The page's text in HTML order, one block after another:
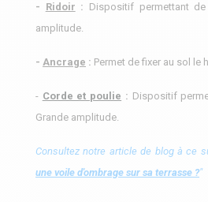
- Ridoir : Dispositif permettant
amplitude.
- Ancrage : Permet de fixer au sol le
- Corde et poulie : Dispositif
Grande amplitude.
Consultez notre article de blog à ce
une voile d'ombrage sur sa terrasse ?"